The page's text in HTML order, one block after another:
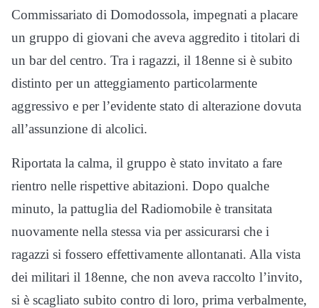
Commissariato di Domodossola, impegnati a placare
un gruppo di giovani che aveva aggredito i titolari di
un bar del centro. Tra i ragazzi, il 18enne si è subito
distinto per un atteggiamento particolarmente
aggressivo e per l’evidente stato di alterazione dovuta
all’assunzione di alcolici.
Riportata la calma, il gruppo è stato invitato a fare
rientro nelle rispettive abitazioni. Dopo qualche
minuto, la pattuglia del Radiomobile è transitata
nuovamente nella stessa via per assicurarsi che i
ragazzi si fossero effettivamente allontanati. Alla vista
dei militari il 18enne, che non aveva raccolto l’invito,
si è scagliato subito contro di loro, prima verbalmente,